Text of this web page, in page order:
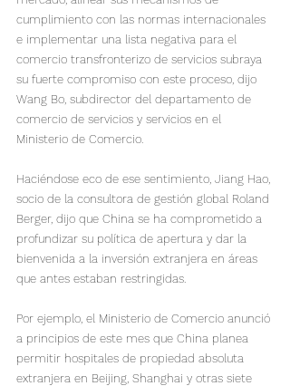
cumplimiento con las normas internacionales
e implementar una lista negativa para el
comercio transfronterizo de servicios subraya
su fuerte compromiso con este proceso, dijo
Wang Bo, subdirector del departamento de
comercio de servicios y servicios en el
Ministerio de Comercio.
Haciéndose eco de ese sentimiento, Jiang Hao,
socio de la consultora de gestión global Roland
Berger, dijo que China se ha comprometido a
profundizar su política de apertura y dar la
bienvenida a la inversión extranjera en áreas
que antes estaban restringidas.
Por ejemplo, el Ministerio de Comercio anunció
a principios de este mes que China planea
permitir hospitales de propiedad absoluta
extranjera en Beijing, Shanghai y otras siete